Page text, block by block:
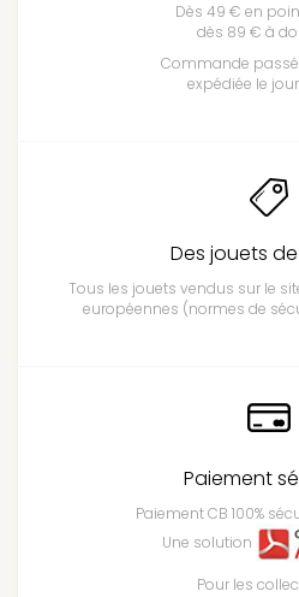
Dès 49 € en
dès 89 € à
Commande
expédiée le
Des jouets
Tous les jouets vendus sur le
européennes (normes de
Paiement
Paiement CB 100%
Une solution
Pour les